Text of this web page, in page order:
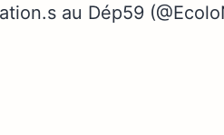
au Dép59